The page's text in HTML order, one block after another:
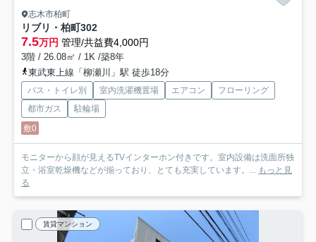
志木市柏町
リブリ・柏町302
7.5万円 管理/共益費4,000円
3階 / 26.08㎡ / 1K /築8年
東武東上線「柳瀬川」駅 徒歩18分
バス・トイレ別 室内洗濯機置場 エアコン
フローリング
都市ガス
駐輪場
敷0
モニターから顔が見えるTVインターホン付きです。室内設備は洗面所独
立・浴室乾燥機などが揃っており、とても充実しています。... もっと見
る
賃貸マンション